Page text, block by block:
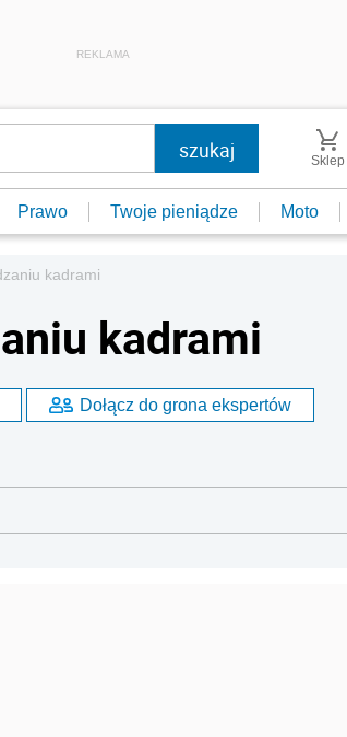
REKLAMA
Sklep
Prawo Twoje pieniądze Moto
kadrami
kadrami
Dołącz do grona ekspertów